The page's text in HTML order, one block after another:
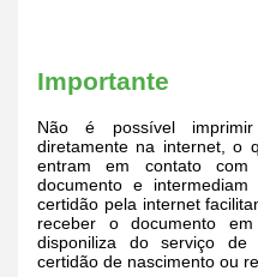
Importante
Não é possível
diretamente na internet, o
entram em contato
documento e
certidão pela internet
receber o documento
disponiliza do serviço
certidão de nascimento ou